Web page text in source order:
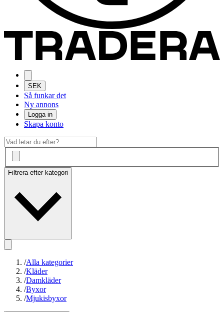
SEK
Så funkar det
Ny annons
Logga in
Skapa konto
Filtrera efter kategori
/Alla kategorier
/Kläder
/Damkläder
/Byxor
/Mjukisbyxor